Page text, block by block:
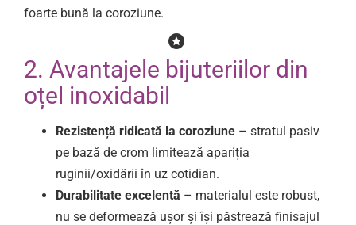
foarte bună la coroziune.
2. Avantajele bijuteriilor din
oțel inoxidabil
Rezistență ridicată la coroziune – stratul pasiv
pe bază de crom limitează apariția
ruginii/oxidării în uz cotidian.
Durabilitate excelentă – materialul este robust,
nu se deformează ușor și își păstrează finisajul